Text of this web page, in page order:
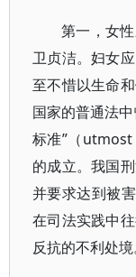
第一，女
卫贞洁。妇女
至不惜以生命
国家的普通法
标准”（
的成立。我国
并要求达到被
在司法实践中
反抗的不利处境